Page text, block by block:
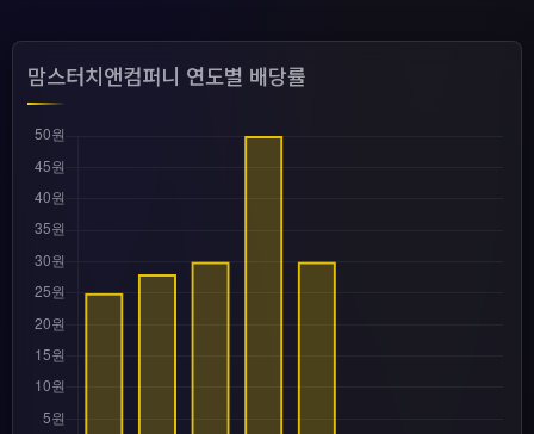
맘스터치앤컴퍼니 연도별 배당률